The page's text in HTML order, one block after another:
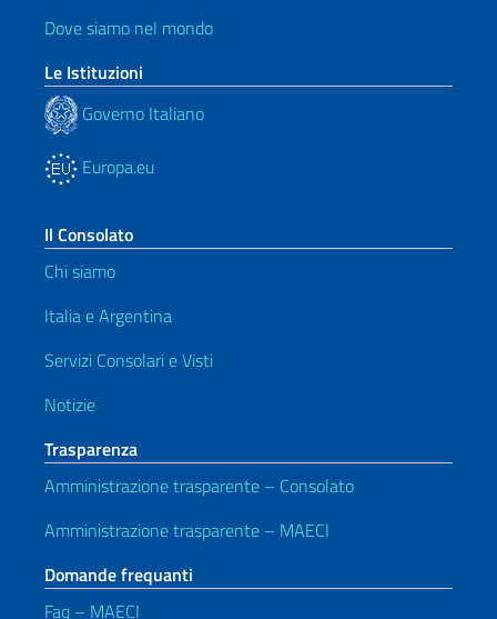
Dove siamo nel mondo
Le Istituzioni
Governo Italiano
Europa.eu
Il Consolato
Chi siamo
Italia e Argentina
Servizi Consolari e Visti
Notizie
Trasparenza
Amministrazione trasparente – Consolato
Amministrazione trasparente – MAECI
Domande frequanti
Faq – MAECI